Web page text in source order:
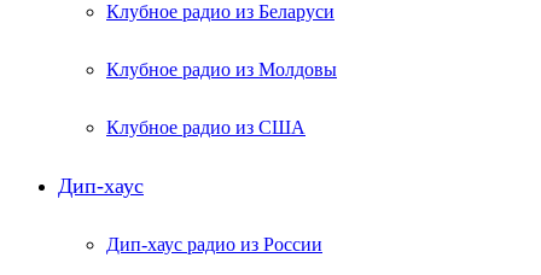
Клубное радио из Беларуси
Клубное радио из Молдовы
Клубное радио из США
Дип-хаус
Дип-хаус радио из России